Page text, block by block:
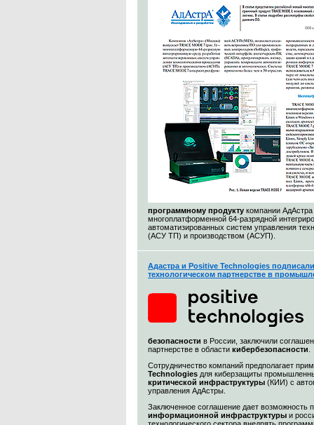
программному продукту компании
многоплатформенной 64-разрядной
автоматизированных систем управления
(АСУ ТП) и производством (АСУП).
Адастра и Positive Technologies
технологическом партнерстве в
безопасности в России, заключили
партнерстве в области кибербезопасности
Сотрудничество компаний предполагает
Technologies для киберзащиты
критической инфраструктуры (КИИ) с
управления АдАстры.
Заключенное соглашение дает возможность
информационной инфраструктуры и